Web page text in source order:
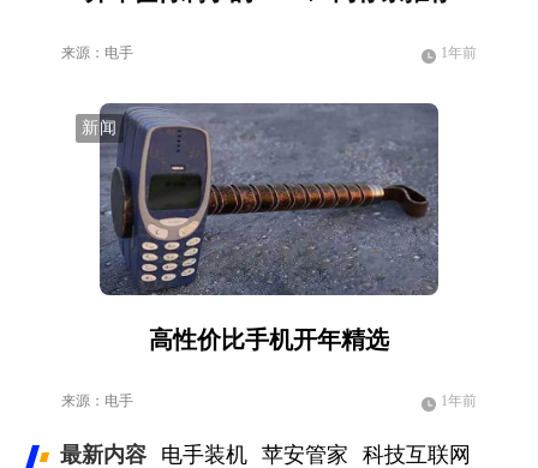
来源：电手 1年前
新闻
高性价比手机开年精选
来源：电手 1年前
最新内容 电手装机 苹安管家
科技互联网